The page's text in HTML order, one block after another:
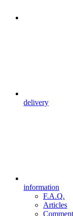
delivery
information
F.A.Q.
Articles